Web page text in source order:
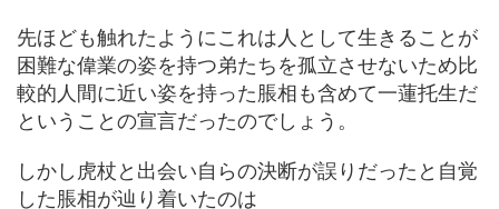
先ほども触れたようにこれは人として生きることが
困難な偉業の姿を持つ弟たちを孤立させないため比
較的人間に近い姿を持った脹相も含めて一蓮托生だ
ということの宣言だったのでしょう。
しかし虎杖と出会い自らの決断が誤りだったと自覚
した脹相が辿り着いたのは